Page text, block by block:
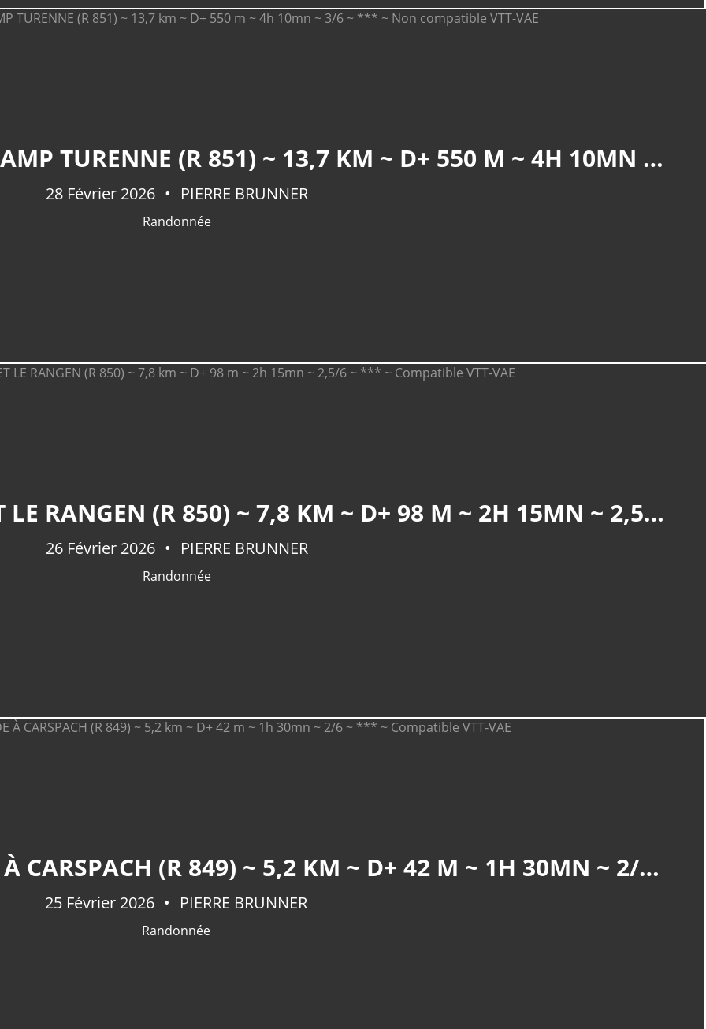
THANN : BECHERKOPF ET CAMP TURENNE (R 851) ~ 13,7 KM ~ D+ 550 M ~ 4H 10MN ~ 3/6 ~ *** ~ NON COMPATIBLE VTT-VAE
28 Février 2026 PIERRE BRUNNER
Randonnée
VIEUX-THANN : LA THUR ET LE RANGEN (R 850) ~ 7,8 KM ~ D+ 98 M ~ 2H 15MN ~ 2,5/6 ~ *** ~ COMPATIBLE VTT-VAE
26 Février 2026 PIERRE BRUNNER
Randonnée
ALTKIRCH : PETITE BALADE À CARSPACH (R 849) ~ 5,2 KM ~ D+ 42 M ~ 1H 30MN ~ 2/6 ~ *** ~ COMPATIBLE VTT-VAE
25 Février 2026 PIERRE BRUNNER
Randonnée